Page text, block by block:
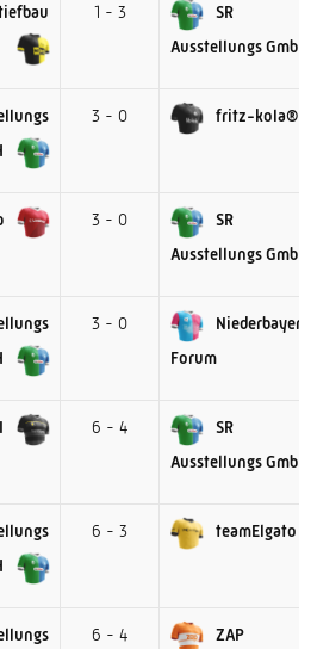
1 - 3
SR
Ausstellungs GmbH
3 - 0 fritz-kola®
3 - 0
SR
Ausstellungs GmbH
3 - 0
Niederbayern
Forum
6 - 4
SR
Ausstellungs GmbH
6 - 3 teamElgato
6 - 4
ZAP